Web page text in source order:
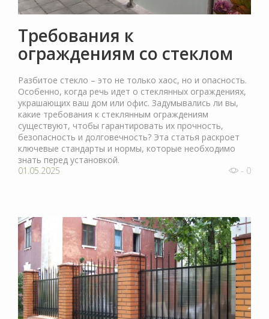
Требования к
ограждениям со стеклом
Разбитое стекло – это не только хаос, но и опасность.
Особенно, когда речь идет о стеклянных ограждениях,
украшающих ваш дом или офис. Задумывались ли вы,
какие требования к стеклянным ограждениям
существуют, чтобы гарантировать их прочность,
безопасность и долговечность? Эта статья раскроет
ключевые стандарты и нормы, которые необходимо
знать перед установкой.
01.05.2025
- 0